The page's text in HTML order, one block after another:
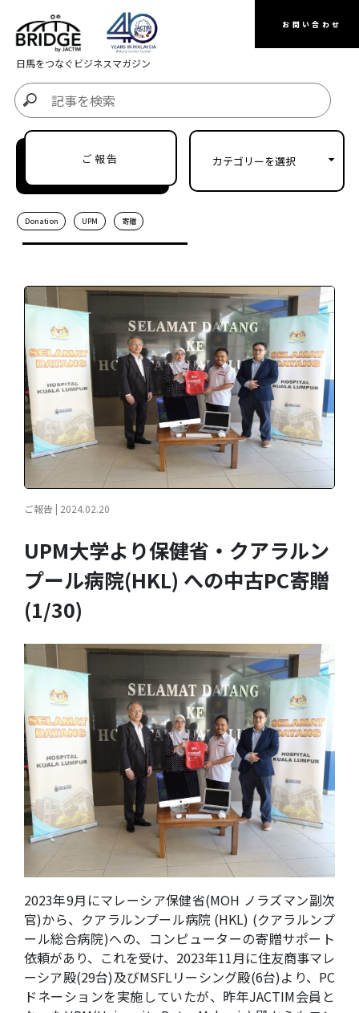
お問い合わせ
日馬をつなぐビジネスマガジン
ご報告
Donation UPM 寄贈
ご報告 | 2024.02.20
UPM大学より保健省・クアラルン
プール病院(HKL) への中古PC寄贈
(1/30)
2023年9月にマレーシア保健省(MOH ノラズマン副次
官)から、クアラルンプール病院 (HKL) (クアラルンプ
ール総合病院)への、コンピューターの寄贈サポート
依頼があり、これを受け、2023年11月に住友商事マレ
ーシア殿(29台)及びMSFLリーシング殿(6台)より、PC
ドネーションを実施していたが、昨年JACTIM会員と